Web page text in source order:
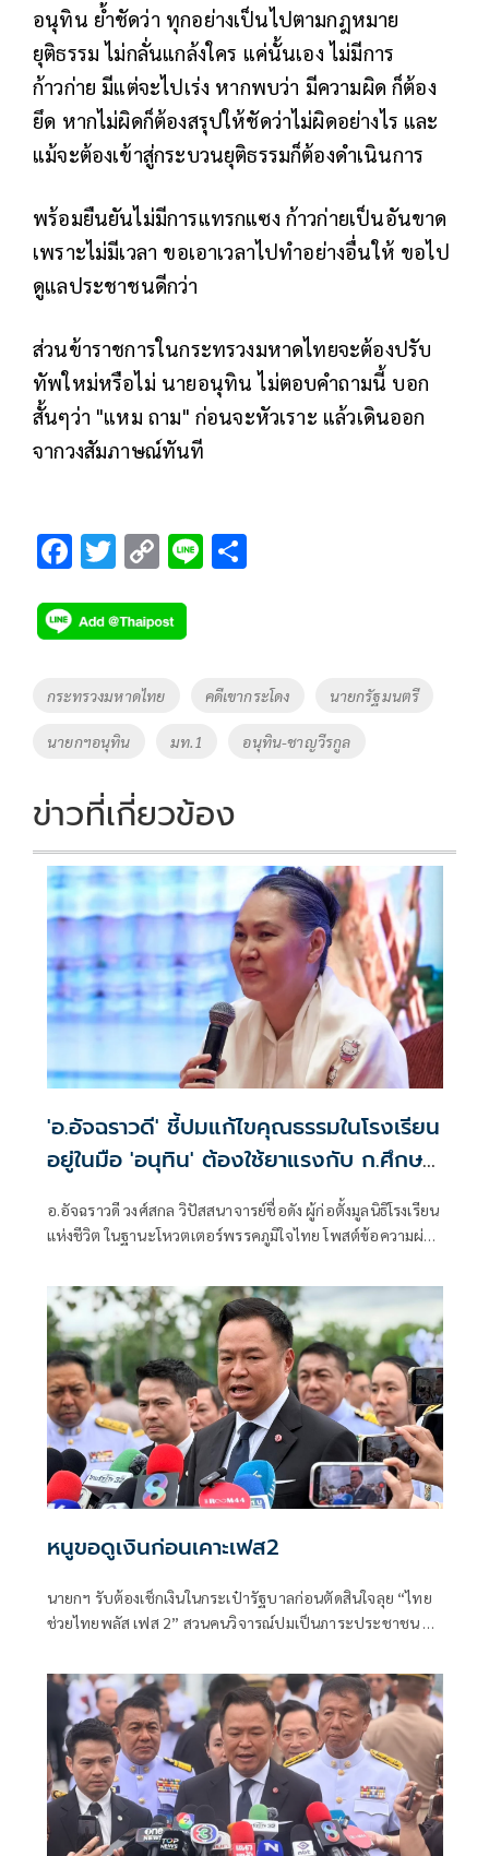
อนุทิน ย้ำชัดว่า ทุกอย่างเป็นไปตามกฎหมาย
ยุติธรรม ไม่กลั่นแกล้งใคร แค่นั้นเอง ไม่มีการ
ก้าวก่าย มีแต่จะไปเร่ง หากพบว่า มีความผิด ก็ต้อง
ยึด หากไม่ผิดก็ต้องสรุปให้ชัดว่าไม่ผิดอย่างไร และ
แม้จะต้องเข้าสู่กระบวนยุติธรรมก็ต้องดำเนินการ
พร้อมยืนยันไม่มีการแทรกแซง ก้าวก่ายเป็นอันขาด
เพราะไม่มีเวลา ขอเอาเวลาไปทำอย่างอื่นให้ ขอไป
ดูแลประชาชนดีกว่า
ส่วนข้าราชการในกระทรวงมหาดไทยจะต้องปรับ
ทัพใหม่หรือไม่ นายอนุทิน ไม่ตอบคำถามนี้ บอก
สั้นๆว่า "แหม ถาม" ก่อนจะหัวเราะ แล้วเดินออก
จากวงสัมภาษณ์ทันที
F
e
b
o
k
T
tt
er
C
p
y
Li
k
Li
Tags
กระทรวงมหาดไทย คดีเขากระโดง นายกรัฐมนตรี
นายกฯอนุทิน มท.1 อนุทิน-ชาญวีรกูล
ข่าวที่เกี่ยวข้อง
'อ.อัจฉราวดี' ชี้ปมแก้ไขคุณธรรมในโรงเรียน
อยู่ในมือ 'อนุทิน' ต้องใช้ยาแรงกับ ก.ศึกษา
อ.อัจฉราวดี วงศ์สกล วิปัสสนาจารย์ชื่อดัง ผู้ก่อตั้งมูลนิธิโรงเรียน
แห่งชีวิต ในฐานะโหวตเตอร์พรรคภูมิใจไทย โพสต์ข้อความผ่าน
การแก้ไขคุณธรรมในโรงเรีบน ต้องอยู่ในมือของนายกอนุทิน
หนูขอดูเงินก่อนเคาะเฟส2
นายกฯ รับต้องเช็กเงินในกระเป๋ารัฐบาลก่อนตัดสินใจลุย “ไทย
ช่วยไทยพลัส เฟส 2” สวนคนวิจารณ์ปมเป็นภาระประชาชน ชี้
ไทยพลัสหรือไม่